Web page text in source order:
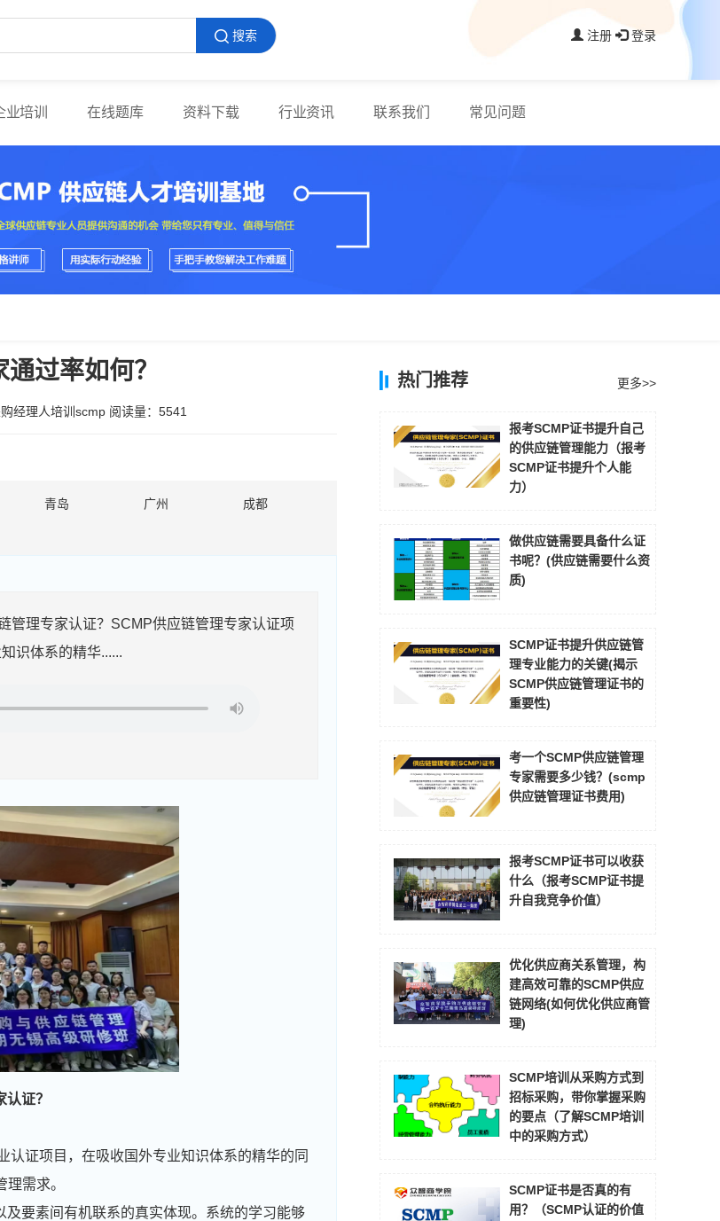
搜索 注册 登录
业培训 在线题库 资料下载 行业资讯 联系我们 常见问题
过率如何？
经理人培训scmp 阅读量：5541
青岛 广州
成都
管理专家认证？SCMP供应链管理专家认证项
识体系的精华......
认证？
证项目，在吸收国外专业知识体系的精华的同
需求。
要素间有机联系的真实体现。系统的学习能够
热门推荐 更多>>
报考SCMP证书提升自己
的供应链管理能力（报考
SCMP证书提升个人能
力）
做供应链需要具备什么证
书呢？(供应链需要什么资
质)
SCMP证书提升供应链管
理专业能力的关键(揭示
SCMP供应链管理证书的
重要性)
考一个SCMP供应链管理
专家需要多少钱？(scmp
供应链管理证书费用)
报考SCMP证书可以收获
什么（报考SCMP证书提
升自我竞争价值）
优化供应商关系管理，构
建高效可靠的SCMP供应
链网络(如何优化供应商管
理)
SCMP培训从采购方式到
招标采购，带你掌握采购
的要点（了解SCMP培训
中的采购方式）
SCMP证书是否真的有
用？（SCMP认证的价值